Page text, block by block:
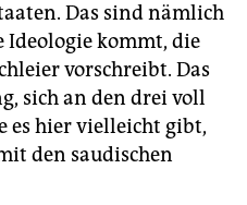
Das sind nämlich
Ideologie kommt, die
vorschreibt. Das
sich an den drei voll
es hier vielleicht gibt,
den saudischen